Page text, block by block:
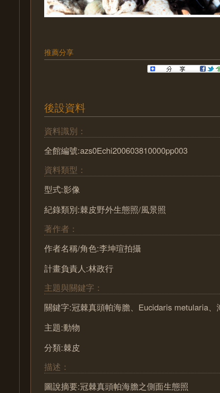
推薦分享
後設資料
資料識別：
全館編號:azs0Echi200603810000pp003
資料類型：
型式:影像
紀錄類別:棘皮野外生態照/風景照
著作者：
作者名稱/角色:李坤瑄拍攝
計畫負責人:林政行
主題與關鍵字：
關鍵字:冠棘真頭帕海膽、Eucidaris metularia、
主題:動物
分類:棘皮
描述：
圖說摘要:冠棘真頭帕海膽之側面生態照